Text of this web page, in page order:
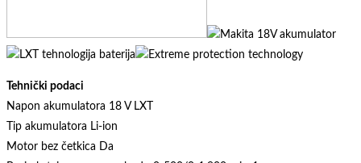
Tehnički podaci
Napon akumulatora 18 V LXT
Tip akumulatora Li-ion
Motor bez četkica Da